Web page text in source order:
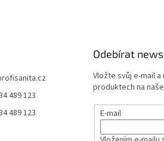
489 123
489 123
Odebírat
Vložte svůj e-mail
produktech na
E-mail